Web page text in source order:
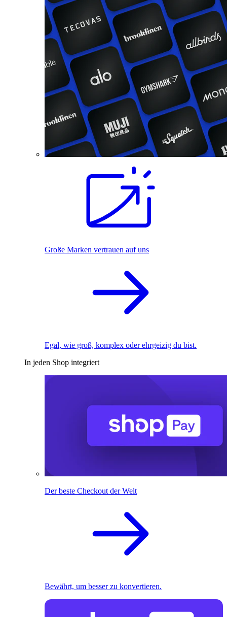
Große Marken vertrauen auf uns
Egal, wie groß, komplex oder ehrgeizig du bist.
In jeden Shop integriert
Der beste Checkout der Welt
Bewährt, um besser zu konvertieren.